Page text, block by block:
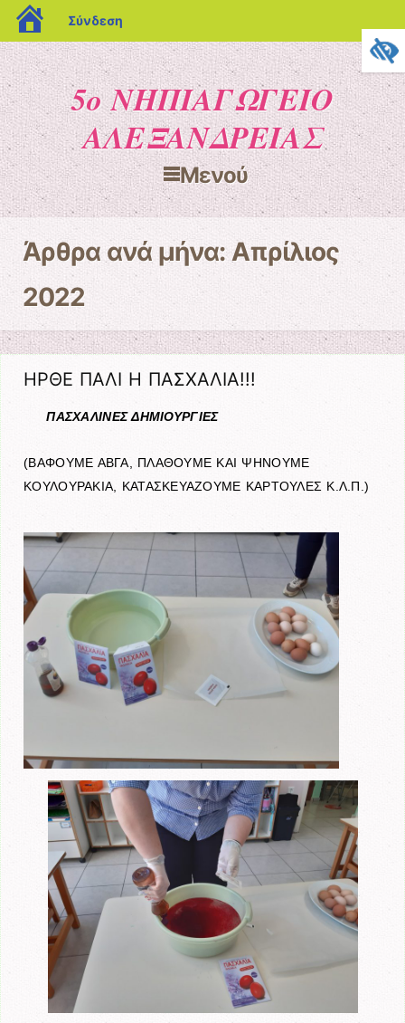
blogs.sch.gr
Σύνδεση
5ο ΝΗΠΙΑΓΩΓΕΙΟ
ΑΛΕΞΑΝΔΡΕΙΑΣ
Μενού
Μετάβαση στο περιεχόμενο
Άρθρα ανά μήνα:Απρίλιος
2022
ΗΡΘΕ ΠΑΛΙ Η ΠΑΣΧΑΛΙΑ!!!
ΠΑΣΧΑΛΙΝΕΣ ΔΗΜΙΟΥΡΓΙΕΣ
(ΒΑΦΟΥΜΕ ΑΒΓΑ, ΠΛΑΘΟΥΜΕ ΚΑΙ ΨΗΝΟΥΜΕ
ΚΟΥΛΟΥΡΑΚΙΑ, ΚΑΤΑΣΚΕΥΑΖΟΥΜΕ ΚΑΡΤΟΥΛΕΣ Κ.Λ.Π.)